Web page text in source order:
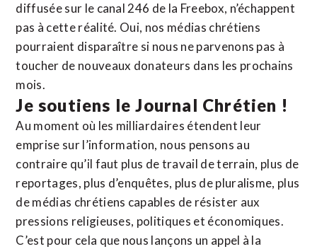
diffusée sur le canal 246 de la Freebox, n’échappent
pas à cette réalité. Oui, nos médias chrétiens
pourraient disparaître si nous ne parvenons pas à
toucher de nouveaux donateurs dans les prochains
mois.
Je soutiens le Journal Chrétien !
Au moment où les milliardaires étendent leur
emprise sur l’information, nous pensons au
contraire qu’il faut plus de travail de terrain, plus de
reportages, plus d’enquêtes, plus de pluralisme, plus
de médias chrétiens capables de résister aux
pressions religieuses, politiques et économiques.
C’est pour cela que nous lançons un appel à la